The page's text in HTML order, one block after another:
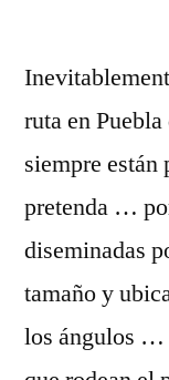
ruta en
siempre
pretenda …
diseminadas
tamaño y
los ángulos …